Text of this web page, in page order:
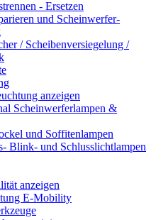
- Ersetzen
und Scheinwerfer-
/ Scheibenversiegelung /
anzeigen
Scheinwerferlampen &
und Soffitenlampen
Blink- und Schlusslichtlampen
anzeigen
E-Mobility